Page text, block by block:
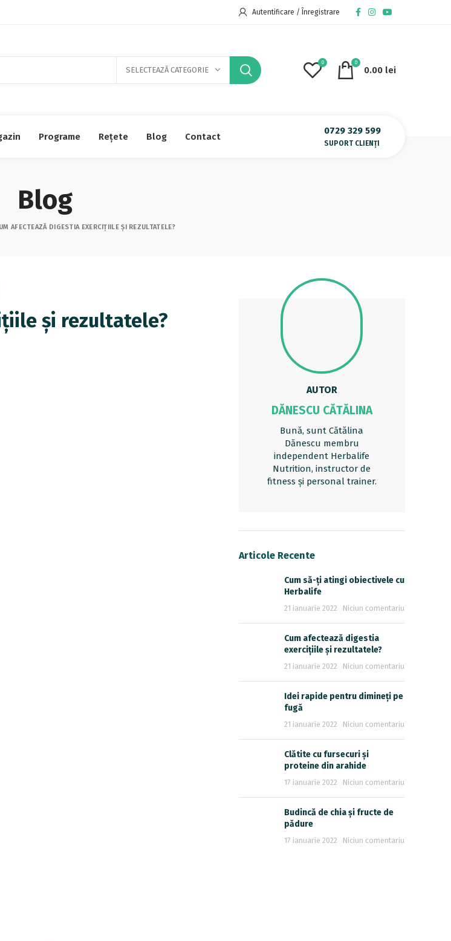
Autentificare / Înregistrare
SELECTEAZĂ CATEGORIE
0 0
0.00 lei
Programe Rețete Blog Contact
0729 329 599
SUPORT CLIENȚI
Blog
AFECTEAZĂ DIGESTIA EXERCIȚIILE ȘI REZULTATELE?
și rezultatele?
AUTOR
DĂNESCU CĂTĂLINA
Bună, sunt Cătălina
Dănescu membru
independent Herbalife
Nutrition, instructor de
fitness și personal trainer.
Articole Recente
Cum să-ți atingi obiectivele cu
Herbalife
21 ianuarie 2022 Niciun comentariu
Cum afectează digestia
exercițiile și rezultatele?
21 ianuarie 2022 Niciun comentariu
Idei rapide pentru dimineți pe
fugă
21 ianuarie 2022 Niciun comentariu
Clătite cu fursecuri și
proteine din arahide
17 ianuarie 2022 Niciun comentariu
Budincă de chia și fructe de
pădure
17 ianuarie 2022 Niciun comentariu